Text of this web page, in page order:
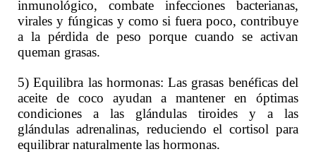
inmunológico, combate infecciones bacterianas,
virales y fúngicas y como si fuera poco, contribuye
a la pérdida de peso porque cuando se activan
queman grasas.
5) Equilibra las hormonas: Las grasas benéficas del
aceite de coco ayudan a mantener en óptimas
condiciones a las glándulas tiroides y a las
glándulas adrenalinas, reduciendo el cortisol para
equilibrar naturalmente las hormonas.